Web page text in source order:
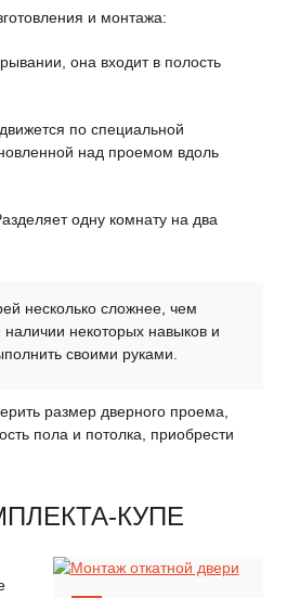
и монтажа:
она входит в полость
по специальной
над проемом вдоль
одну комнату на два
несколько сложнее, чем
некоторых навыков и
своими руками.
размер дверного проема,
пола и потолка, приобрести
КУПЕ